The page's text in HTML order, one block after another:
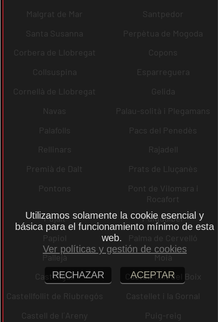
Malgrat de Mar
Santpedor
Santa Susanna
Perpètua de Mogoda
Corbera de Llobregat
Copons
Collsuspina
Esparreguera
Cornellà de Llobregat
Gelida
Navas
Palau-solità i Plegamans
Palafolls
Pacs del Penedès
Rellinars
Rajadell
Premià de Dalt
Prats de Lluçanès
Pontons
Pont de Vilomara i
Rocafort
Pujalt
Puigdàlber
Papiol
Palma de Cervelló
Pallejà
Moià
Castellgalí
Castellfullit del Boix
Castellfollit de Riubregós
Castellet i la Gornal
Castell de l´Areny
Puig-reig
Utilizamos solamente la cookie esencial y
básica para el funcionamiento mínimo de esta
web.
Ver políticas y gestión de cookies
RECHAZAR ACEPTAR